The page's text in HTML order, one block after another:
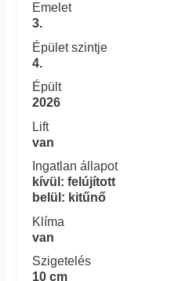
Emelet
3.
Épület szintje
4.
Épült
2026
Lift
van
Ingatlan állapot
kívül: felújított
belül: kitűnő
Klíma
van
Szigetelés
10 cm